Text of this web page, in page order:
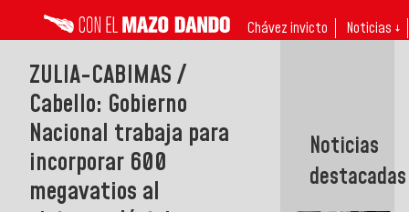
Chávez invicto Noticias ↓
ZULIA-CABIMAS /
Cabello: Gobierno
Nacional trabaja para
incorporar 600
megavatios al
Noticias
destacadas